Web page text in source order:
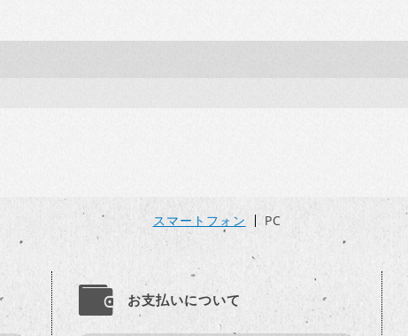
スマートフォン PC
お支払いについて